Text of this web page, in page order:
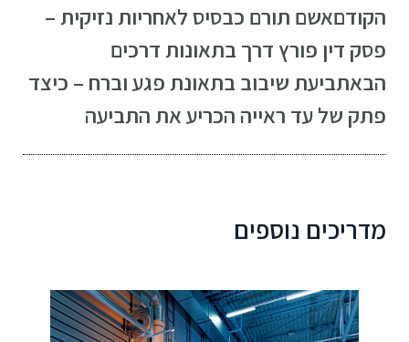
הקודםאשם תורם כבסיס לאחריות נזיקית –
פסק דין פורץ דרך בתאונות דרכים
הבאתביעת שיבוב בתאונת פגע וברח – כיצד
פתק של עד ראייה הכריע את התביעה
מדריכים נוספים